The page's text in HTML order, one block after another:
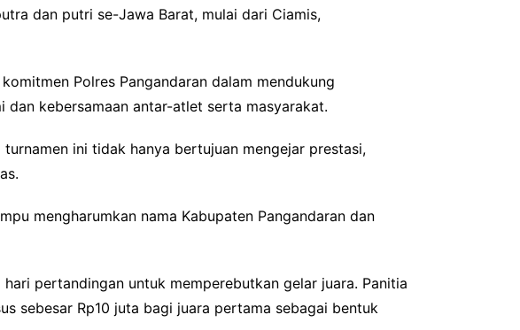
dan putri se-Jawa Barat, mulai dari Ciamis,
Polres Pangandaran dalam mendukung
dan kebersamaan antar-atlet serta masyarakat.
turnamen ini tidak hanya bertujuan mengejar prestasi,
mengharumkan nama Kabupaten Pangandaran dan
pertandingan untuk memperebutkan gelar juara. Panitia
sebesar Rp10 juta bagi juara pertama sebagai bentuk